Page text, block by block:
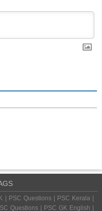
| PSC Questions | PSC Kerala |
Questions | PSC GK English |